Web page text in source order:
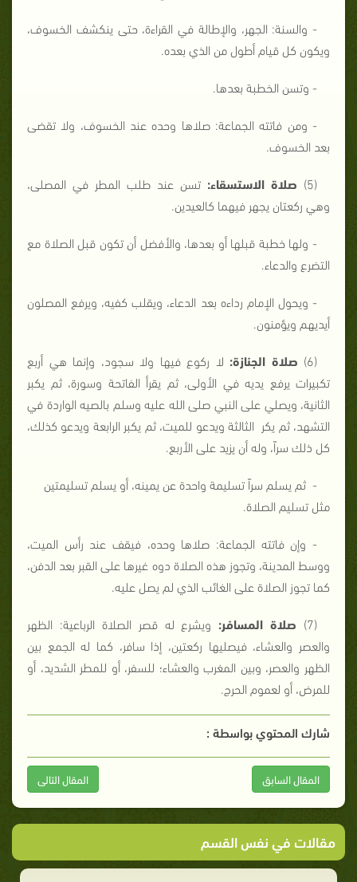
- والسنة: الجهر، والإطالة في القراءة، حتى ينكشف الخسوف،
ويكون كل قيام أطول من الذي بعده.
- وتسن الخطبة بعدها.
- ومن فاتته الجماعة: صلاها وحده عند الخسوف، ولا تقضى
بعد الخسوف.
(5) صلاة الاستسقاء: تسن عند طلب المطر في المصلى،
وهي ركعتان يجهر فيهما كالعيدين.
- ولها خطبة قبلها أو بعدها، والأفضل أن تكون قبل الصلاة مع
التضرع والدعاء.
- ويحول الإمام رداءه بعد الدعاء، ويقلب كفيه، ويرفع المصلون
أيديهم ويؤمنون.
(6) صلاة الجنازة: لا ركوع فيها ولا سجود، وإنما هي أربع
تكبيرات يرفع يديه في الأولى، ثم يقرأ الفاتحة وسورة، ثم يكبر
الثانية، ويصلي على النبي صلى الله عليه وسلم بالصيه الواردة في
التشهد، ثم يكر الثالثة ويدعو للميت، ثم يكبر الرابعة ويدعو كذلك،
كل ذلك سراً، وله أن يزيد على الأربع.
- ثم يسلم سراً تسليمة واحدة عن يمينه، أو يسلم تسليمتين
مثل تسليم الصلاة.
- وإن فاتته الجماعة: صلاها وحده، فيقف عند رأس الميت،
ووسط المدينة، وتجوز هذه الصلاة دوه غيرها على القبر بعد الدفن،
كما تجوز الصلاة على الغائب الذي لم يصل عليه.
(7) صلاة المسافر: ويشرع له قصر الصلاة الرباعية: الظهر
والعصر والعشاء، فيصليها ركعتين، إذا سافر، كما له الجمع بين
الظهر والعصر، وبين المغرب والعشاء؛ للسفر، أو للمطر الشديد، أو
للمرض، أو لعموم الحرج.
شارك المحتوي بواسطة :
المقال السابق المقال التالى
مقالات في نفس القسم